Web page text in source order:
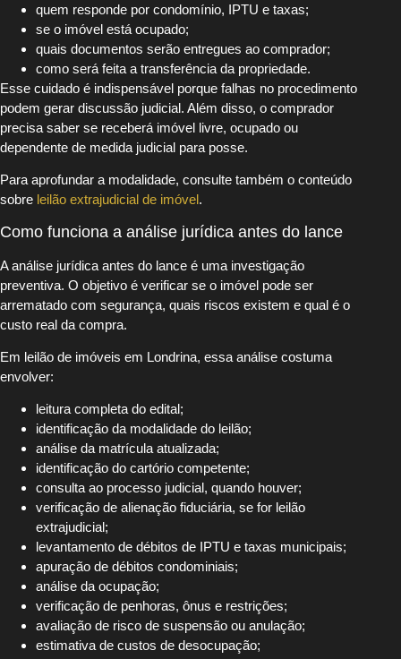
quem responde por condomínio, IPTU e taxas;
se o imóvel está ocupado;
quais documentos serão entregues ao comprador;
como será feita a transferência da propriedade.
Esse cuidado é indispensável porque falhas no procedimento
podem gerar discussão judicial. Além disso, o comprador
precisa saber se receberá imóvel livre, ocupado ou
dependente de medida judicial para posse.
Para aprofundar a modalidade, consulte também o conteúdo
sobre leilão extrajudicial de imóvel.
Como funciona a análise jurídica antes do lance
A análise jurídica antes do lance é uma investigação
preventiva. O objetivo é verificar se o imóvel pode ser
arrematado com segurança, quais riscos existem e qual é o
custo real da compra.
Em leilão de imóveis em Londrina, essa análise costuma
envolver:
leitura completa do edital;
identificação da modalidade do leilão;
análise da matrícula atualizada;
identificação do cartório competente;
consulta ao processo judicial, quando houver;
verificação de alienação fiduciária, se for leilão
extrajudicial;
levantamento de débitos de IPTU e taxas municipais;
apuração de débitos condominiais;
análise da ocupação;
verificação de penhoras, ônus e restrições;
avaliação de risco de suspensão ou anulação;
estimativa de custos de desocupação;